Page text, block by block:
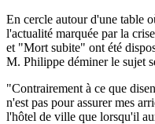
En cercle autour d'une table
l'actualité marquée par la
et "Mort subite" ont été
M. Philippe déminer le sujet
"Contrairement à ce que
n'est pas pour assurer mes
l'hôtel de ville que lorsqu'il